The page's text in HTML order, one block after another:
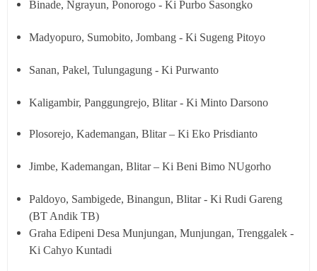
Binade, Ngrayun, Ponorogo - Ki Purbo Sasongko
Madyopuro, Sumobito, Jombang - Ki Sugeng Pitoyo
Sanan, Pakel, Tulungagung - Ki Purwanto
Kaligambir, Panggungrejo, Blitar - Ki Minto Darsono
Plosorejo, Kademangan, Blitar – Ki Eko Prisdianto
Jimbe, Kademangan, Blitar – Ki Beni Bimo NUgorho
Paldoyo, Sambigede, Binangun, Blitar - Ki Rudi Gareng
(BT Andik TB)
Graha Edipeni Desa Munjungan, Munjungan, Trenggalek -
Ki Cahyo Kuntadi